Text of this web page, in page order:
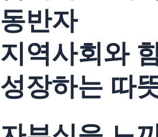
동반자
지역사회와
성장하는 따